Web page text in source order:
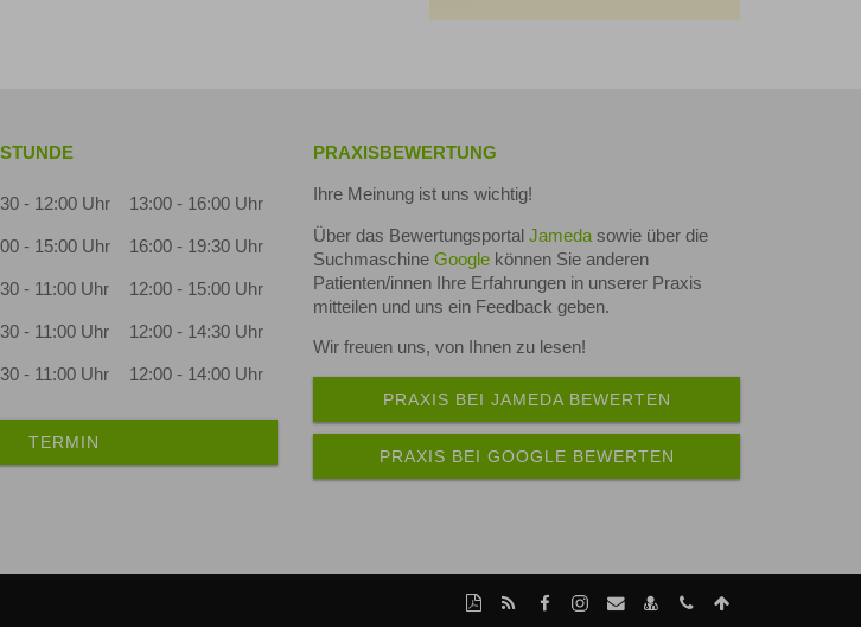
- 12:00 Uhr 13:00 - 16:00 Uhr
- 15:00 Uhr 16:00 - 19:30 Uhr
- 11:00 Uhr 12:00 - 15:00 Uhr
- 11:00 Uhr 12:00 - 14:30 Uhr
- 11:00 Uhr 12:00 - 14:00 Uhr
TERMIN
PRAXISBEWERTUNG
Ihre Meinung ist uns wichtig!
Über das Bewertungsportal Jameda sowie über die
Suchmaschine Google können Sie anderen
Patienten/innen Ihre Erfahrungen in unserer Praxis
mitteilen und uns ein Feedback geben.
Wir freuen uns, von Ihnen zu lesen!
PRAXIS BEI JAMEDA BEWERTEN
PRAXIS BEI GOOGLE BEWERTEN
Diese RSS-
Facebook-Instagram-
Per
vCard tel:+49(6162)81107